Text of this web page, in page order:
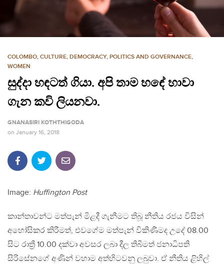
t
e
COLOMBO, CULTURE, DEMOCRACY, POLITICS AND GOVERNANCE,
WOMEN
සුද්දා හඳටත් ගියා. අපි තාම හඳේ හාවා
ගැන කවි ලියනවා.
GNANASIRI KOTHTHIGODA
on January 16, 2018
Image: Huffington Post
කාන්තාවන්ට මත්පැන් මිළදී ගැනීමට තිබූ නීතිය රජය විසින්
අහෝසිකර කිරීමත්, එවගේම මත්පැන් විකිණීමද උදේ 08.00
සිට රාත්‍රී 10.00 දක්වා අවසර ලබා දීල තිබීමත් ජනාධිපති
සිරිසේනගේ අණින් වහාම අත්හිටවනු ලබුවා. ඒ නීතිය ළිහිල්